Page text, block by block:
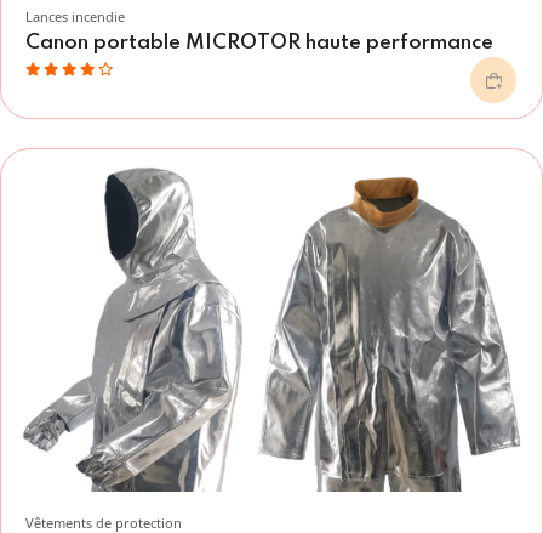
Lances incendie
Canon portable MICROTOR haute performance
Vêtements de protection